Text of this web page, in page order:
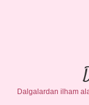
Dalgalardan ilham